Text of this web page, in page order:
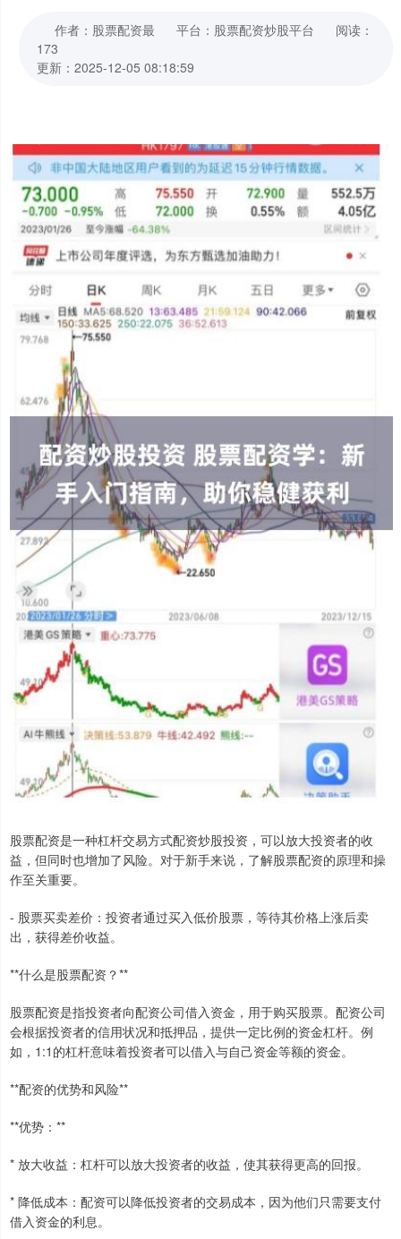
作者：股票配资最 平台：股票配资炒股平台
阅读：
173
更新：2025-12-05 08:18:59
股票配资是一种杠杆交易方式配资炒股投资，可以放大投资者的收
益，但同时也增加了风险。对于新手来说，了解股票配资的原理和操
作至关重要。
- 股票买卖差价：投资者通过买入低价股票，等待其价格上涨后卖
出，获得差价收益。
**什么是股票配资？**
股票配资是指投资者向配资公司借入资金，用于购买股票。配资公司
会根据投资者的信用状况和抵押品，提供一定比例的资金杠杆。例
如，1:1的杠杆意味着投资者可以借入与自己资金等额的资金。
**配资的优势和风险**
**优势：**
* 放大收益：杠杆可以放大投资者的收益，使其获得更高的回报。
* 降低成本：配资可以降低投资者的交易成本，因为他们只需要支付
借入资金的利息。